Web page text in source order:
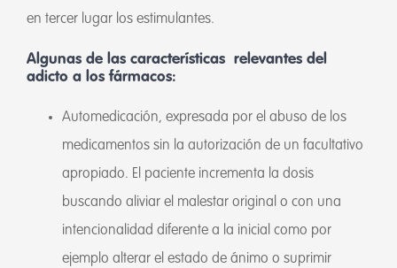
en tercer lugar los estimulantes.
Algunas de las características relevantes del
adicto a los fármacos:
Automedicación, expresada por el abuso de los
medicamentos sin la autorización de un facultativo
apropiado. El paciente incrementa la dosis
buscando aliviar el malestar original o con una
intencionalidad diferente a la inicial como por
ejemplo alterar el estado de ánimo o suprimir